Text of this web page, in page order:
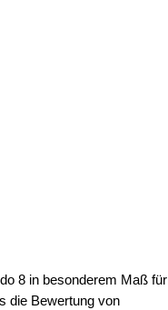
8 in besonderem Maß für
die Bewertung von